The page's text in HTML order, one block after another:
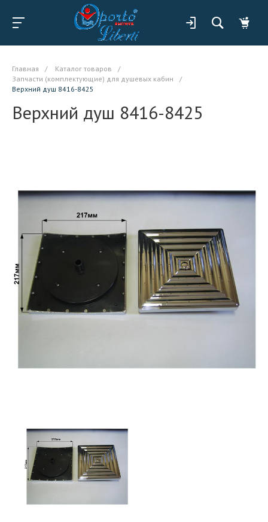
Главная / Каталог товаров
/
Запчасти (комплектующие) для душевых кабин
/
Верхний душ 8416-8425
Верхний душ 8416-8425